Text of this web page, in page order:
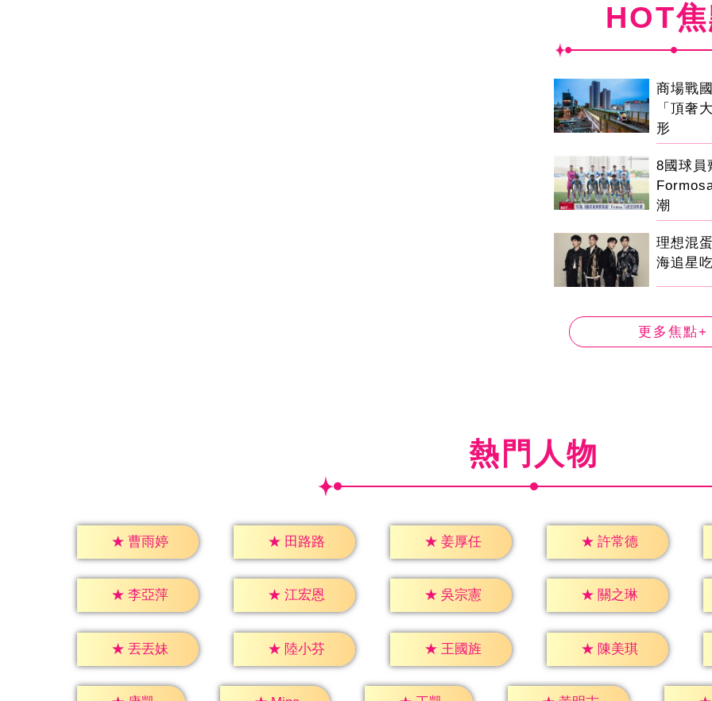
HOT
商場戰
「頂奢
形
8國球
潮
理想混
海追星
更多焦點+
熱門人物
★ 曹雨婷 ★ 田路路 ★ 姜厚任 ★ 許常德
★ 李亞萍 ★ 江宏恩 ★ 吳宗憲 ★ 關之琳
★ 丟丟妹 ★ 陸小芬 ★ 王國旌 ★ 陳美琪